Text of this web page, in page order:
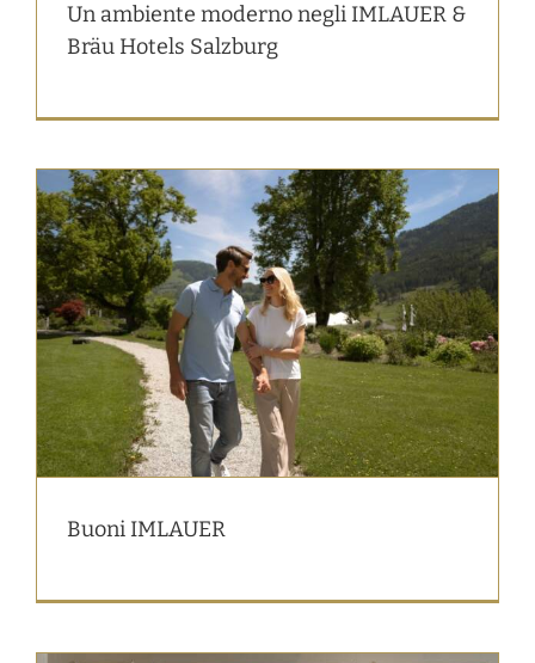
Un ambiente moderno negli IMLAUER &
Bräu Hotels Salzburg
Buoni IMLAUER